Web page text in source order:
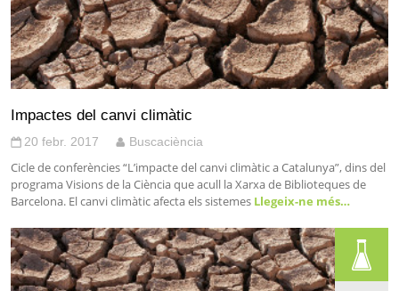
Impactes del canvi climàtic
20 febr. 2017 Buscaciència
Cicle de conferències “L’impacte del canvi climàtic a Catalunya”, dins del
programa Visions de la Ciència que acull la Xarxa de Biblioteques de
Barcelona. El canvi climàtic afecta els sistemes Llegeix-ne més…